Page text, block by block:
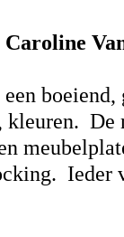
boeiend,
kleuren. De
Ieder